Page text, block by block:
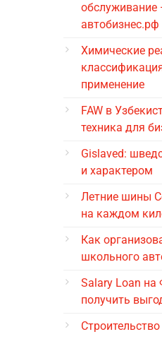
обслуживание
автобизнес.рф
Химические
применение
FAW в
техника для
Gislaved:
и характером
Летние шины
на каждом
Как
школьного
Salary Loan на
получить